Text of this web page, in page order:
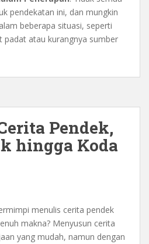
pendekatan ini, dan mungkin
beberapa situasi, seperti
padat atau kurangnya sumber
Pendek,
hingga Koda
menulis cerita pendek
makna? Menyusun cerita
yang mudah, namun dengan